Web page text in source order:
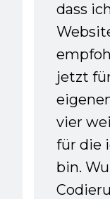
dass
jetzt
vier
für die
bin.